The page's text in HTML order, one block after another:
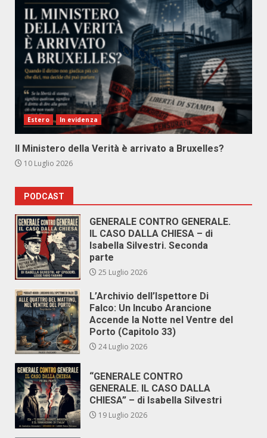
Estero In evidenza
Il Ministero della Verità è arrivato a Bruxelles?
10 Luglio 2026
PODCAST
GENERALE CONTRO GENERALE.
IL CASO DALLA CHIESA – di
Isabella Silvestri. Seconda
parte
25 Luglio 2026
L’Archivio dell’Ispettore Di
Falco: Un Incubo Arancione
Accende la Notte nel Ventre del
Porto (Capitolo 33)
24 Luglio 2026
“GENERALE CONTRO
GENERALE. IL CASO DALLA
CHIESA” – di Isabella Silvestri
19 Luglio 2026